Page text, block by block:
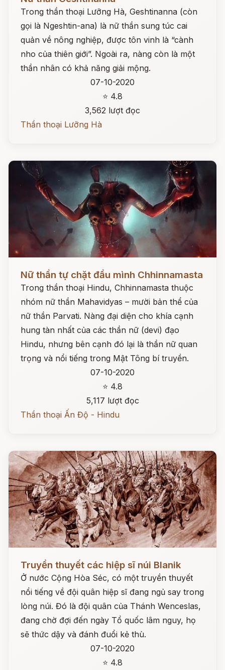
Trong thần thoại Lưỡng Hà, Geshtinanna (còn
gọi là Ngeshtin-ana) là nữ thần sung túc cai
quản về nông nghiệp, được tôn vinh là “cành
nho của thiên giới”. Ngoài ra, nàng còn là một
thần nhân có khả năng giải mộng.
07-10-2020
⭐ 4.8
3,562 lượt đọc
Thần thoại Lưỡng Hà
Nữ thần tự chặt đầu mình Chhinnamasta
Trong thần thoại Hindu, Chhinnamasta thuộc
nhóm nữ thần Mahavidyas – mười bản thể của
nữ thần Parvati. Nàng đại diện cho khía cạnh
hung tàn nhất của các thần nữ (devi) đạo
Hindu, nhưng bên cạnh đó lại là thần nữ quan
trọng và nổi tiếng trong Mật Tông bí truyền.
07-10-2020
⭐ 4.8
5,117 lượt đọc
Thần thoại Ấn Độ - Hindu
Đọc ngay
Truyền thuyết các hiệp sĩ núi Blanik
Ở nước Cộng Hòa Séc, có một truyền thuyết
nổi tiếng về đội quân hiệp sĩ đang ngủ say trong
lòng núi. Đó là đội quân của Thánh Wenceslas,
đang chờ đợi đến ngày Tổ quốc lâm nguy, họ
sẽ thức dậy và đánh đuổi kẻ thù.
07-10-2020
⭐ 4.8